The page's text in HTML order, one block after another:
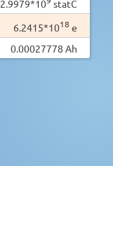
2.9979*10 statC
6.2415*1018 e
0.00027778 Ah